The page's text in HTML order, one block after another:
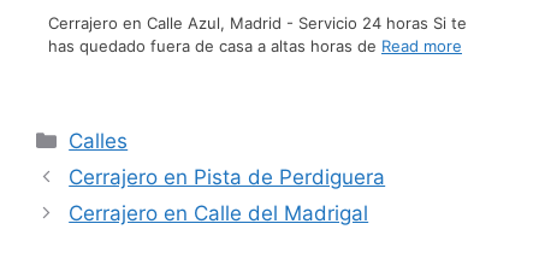
Cerrajero en Calle Azul, Madrid - Servicio 24 horas Si te
has quedado fuera de casa a altas horas de Read more
Calles
Cerrajero en Pista de Perdiguera
Cerrajero en Calle del Madrigal